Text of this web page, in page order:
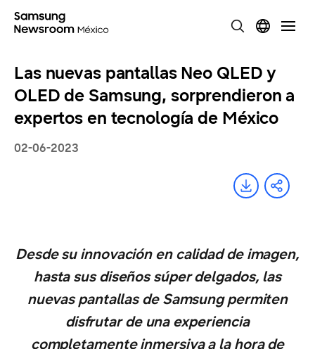
Las nuevas pantallas Neo QLED y
OLED de Samsung, sorprendieron a
expertos en tecnología de México
02-06-2023
Desde su innovación en calidad de imagen,
hasta sus diseños súper delgados, las
nuevas pantallas de Samsung permiten
disfrutar de una experiencia
completamente inmersiva a la hora de